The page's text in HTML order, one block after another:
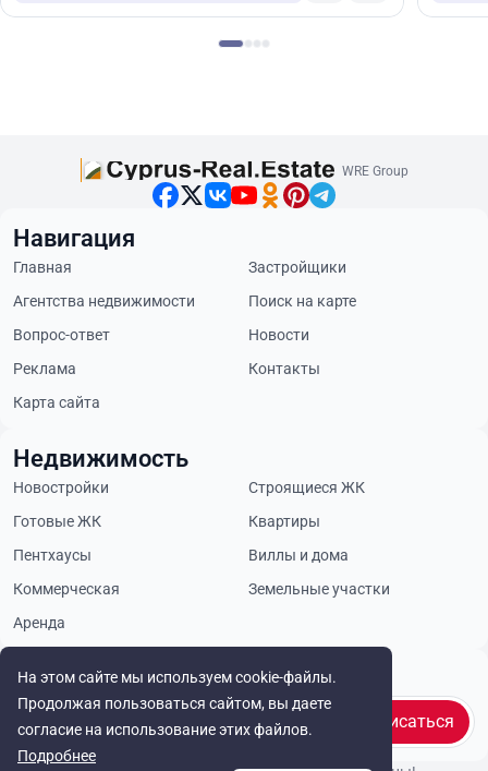
На этом сайте мы используем cookie-файлы.
Продолжая пользоваться сайтом, вы даете
согласие на использование этих файлов.
Подробнее
WRE Group
Будьте в курсе
Подписаться
Навигация
Главная
Застройщики
Агентства недвижимости
Поиск на карте
Вопрос-ответ
Новости
Реклама
Контакты
Карта сайта
Недвижимость
Новостройки
Строящиеся ЖК
Готовые ЖК
Квартиры
Пентхаусы
Виллы и дома
Коммерческая
Земельные участки
Аренда